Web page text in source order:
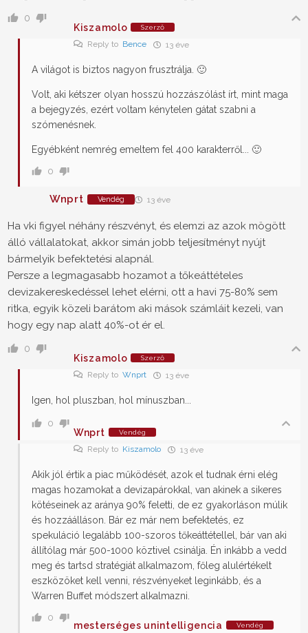
0
Kiszamolo
Szerző
Reply to Bence 13 éve
A világot is biztos nagyon frusztrálja. 🙂
Volt, aki kétszer olyan hosszú hozzászólást írt, mint maga
a bejegyzés, ezért voltam kénytelen gátat szabni a
szómenésnek.
Egyébként nemrég emeltem fel 400 karakterről... 🙂
0
Wnprt Vendég 13 éve
Ha vki figyel néhány részvényt, és elemzi az azok mögött
álló vállalatokat, akkor simán jobb teljesítményt nyújt
bármelyik befektetési alapnál.
Persze a legmagasabb hozamot a tőkeáttételes
devizakereskedéssel lehet elérni, ott a havi 75-80% sem
ritka, egyik közeli barátom aki mások számláit kezeli, van
hogy egy nap alatt 40%-ot ér el.
0
Kiszamolo
Szerző
Reply to Wnprt 13 éve
Igen, hol pluszban, hol mínuszban...
0
Wnprt Vendég
Reply to Kiszamolo 13 éve
Akik jól értik a piac működését, azok el tudnak érni elég
magas hozamokat a devizapárokkal, van akinek a sikeres
kötéseinek az aránya 90% feletti, de ez gyakorláson múlik
és hozzáálláson. Bár ez már nem befektetés, ez
spekuláció legalább 100-szoros tőkeáttétellel, bár van aki
állítólag már 500-1000 köztivel csinálja. Én inkább a vedd
meg és tartsd stratégiát alkalmazom, főleg alulértékelt
eszközöket kell venni, részvényeket leginkább, és a
Warren Buffet módszert alkalmazni.
0
mesterséges unintelligencia Vendég